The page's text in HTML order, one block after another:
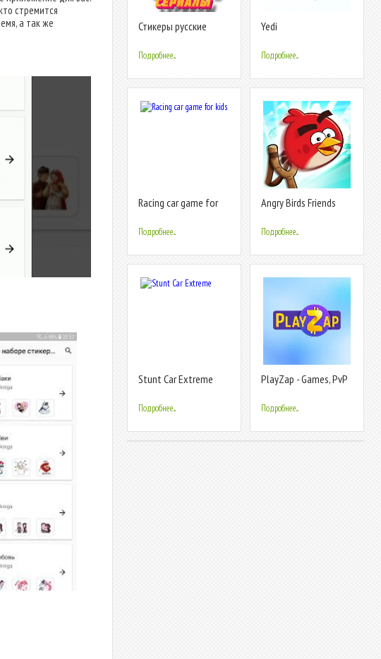
стремится
а так же
Стикеры русские
WAStickerApps
Подробнее...
Yedi
Подробнее...
Racing car game for
Подробнее...
Angry Birds Friends
Подробнее...
Stunt Car Extreme
Подробнее...
PlayZap - Games, PvP
Подробнее...